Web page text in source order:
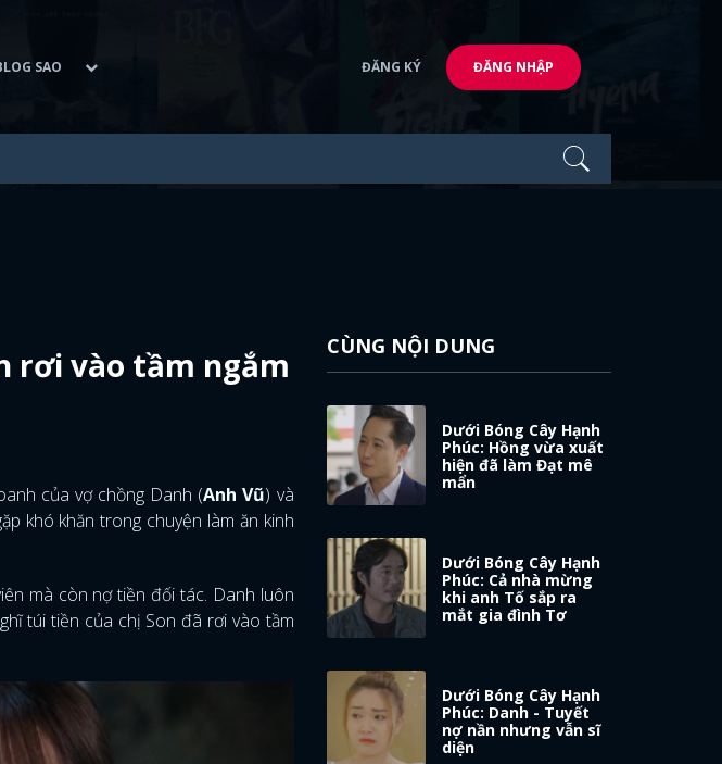
SAO ĐĂNG KÝ ĐĂNG NHẬP
rơi vào tầm ngắm
của vợ chồng Danh (Anh Vũ) và
khó khăn trong chuyện làm ăn kinh
mà còn nợ tiền đối tác. Danh luôn
túi tiền của chị Son đã rơi vào tầm
CÙNG NỘI DUNG
Dưới Bóng Cây Hạnh
Phúc: Hồng vừa xuất
hiện đã làm Đạt mê
mẩn
Dưới Bóng Cây Hạnh
Phúc: Cả nhà mừng
khi anh Tố sắp ra
mắt gia đình Tơ
Dưới Bóng Cây Hạnh
Phúc: Danh - Tuyết
nợ nần nhưng vẫn sĩ
diện